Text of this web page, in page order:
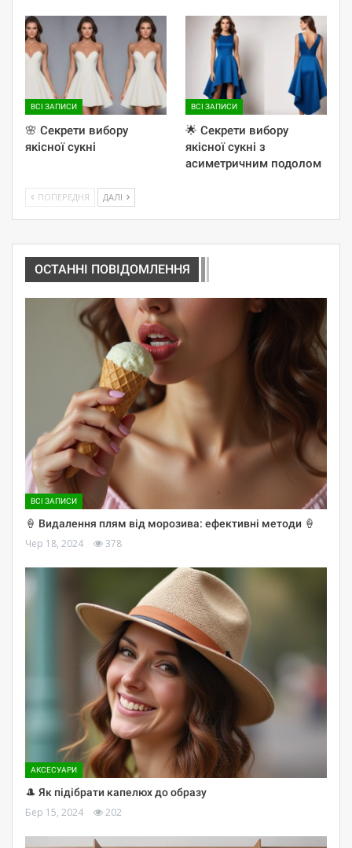
ВСІ ЗАПИСИ
🌸 Секрети вибору
якісної сукні
ВСІ ЗАПИСИ
🌟 Секрети вибору
якісної сукні з
асиметричним подолом
ПОПЕРЕДНЯ ДАЛІ
ОСТАННІ ПОВІДОМЛЕННЯ
ВСІ ЗАПИСИ
🍦 Видалення плям від морозива: ефективні методи 🍦
Чер 18, 2024 378
АКСЕСУАРИ
🎩 Як підібрати капелюх до образу
Бер 15, 2024 202